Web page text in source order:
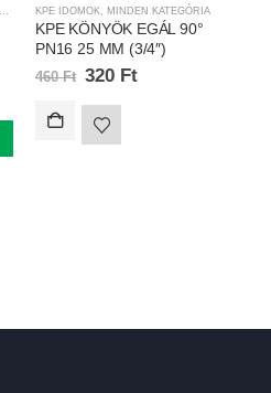
,MINDEN KATEGÓRIA
KPE IDOMOK MINDEN KATEGÓRIA
KPE KÖNYÖK EGÁL 90°
PN16 25 MM (3/4″)
460Ft 320 Ft